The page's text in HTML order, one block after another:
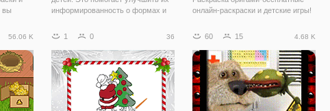
вы
информированность о формах и
животные, фрукты и транспорт.
изображений в игре. Давайте
начнем
онлайн-раскраски и детские игры!
разных картинок, которые должны
вы можете получить большой счет
в конце игры. У вас есть 23
56.06 K 1 0 36 60 15 4.68 K